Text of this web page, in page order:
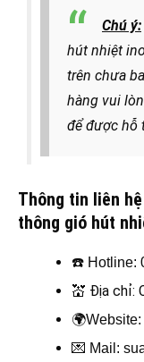
Chú ý:
hút nhiệt
trên chưa
hàng vui
để được hỗ
Thông tin liên
thông gió hút
☎️ Hotline:
💒 Địa chỉ:
🌍Website:
💌 Mail: